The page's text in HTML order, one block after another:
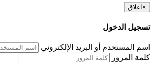
× اغلاق
تسجيل الدخول
اسم المستخدم أو البريد الإلكتروني
كلمة المرور